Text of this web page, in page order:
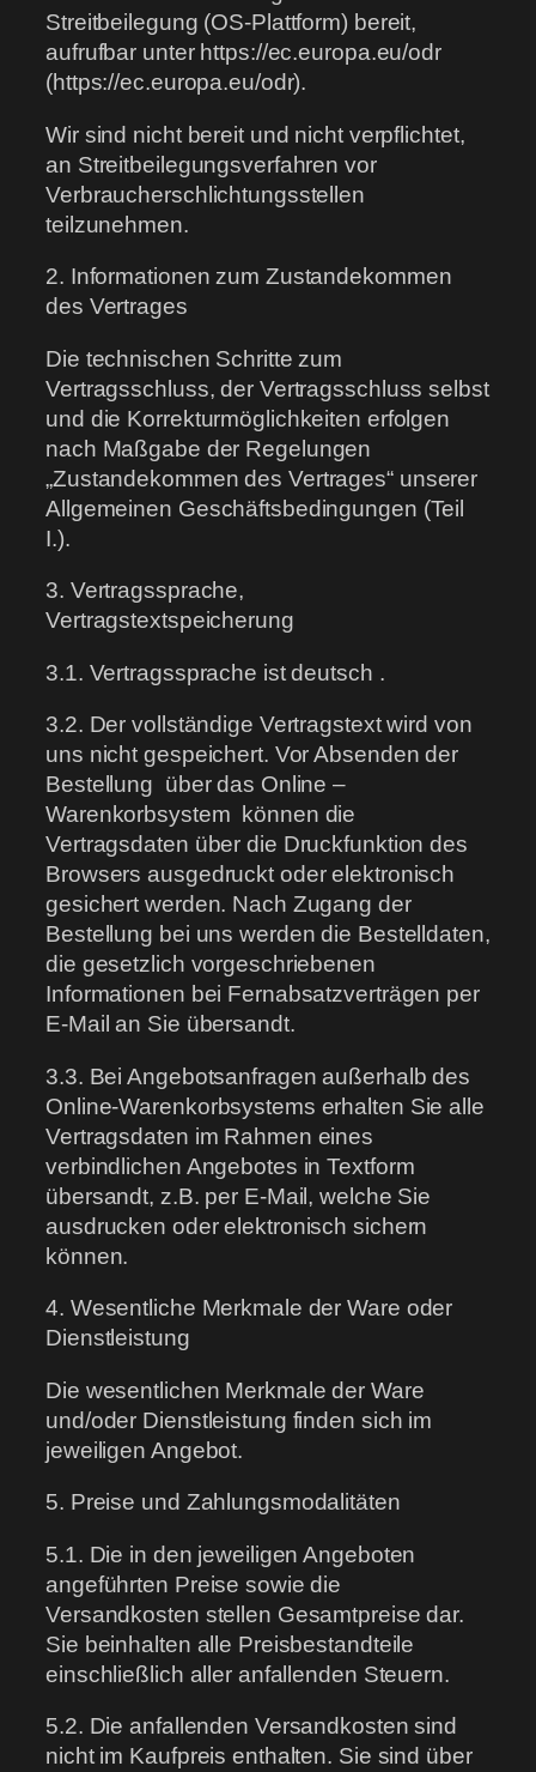
Streitbeilegung (OS-Plattform) bereit,
aufrufbar unter https://ec.europa.eu/odr
(https://ec.europa.eu/odr).
Wir sind nicht bereit und nicht verpflichtet,
an Streitbeilegungsverfahren vor
Verbraucherschlichtungsstellen
teilzunehmen.
2. Informationen zum Zustandekommen
des Vertrages
Die technischen Schritte zum
Vertragsschluss, der Vertragsschluss selbst
und die Korrekturmöglichkeiten erfolgen
nach Maßgabe der Regelungen
„Zustandekommen des Vertrages“ unserer
Allgemeinen Geschäftsbedingungen (Teil
I.).
3. Vertragssprache,
Vertragstextspeicherung
3.1. Vertragssprache ist deutsch .
3.2. Der vollständige Vertragstext wird von
uns nicht gespeichert. Vor Absenden der
Bestellung über das Online –
Warenkorbsystem können die
Vertragsdaten über die Druckfunktion des
Browsers ausgedruckt oder elektronisch
gesichert werden. Nach Zugang der
Bestellung bei uns werden die Bestelldaten,
die gesetzlich vorgeschriebenen
Informationen bei Fernabsatzverträgen per
E-Mail an Sie übersandt.
3.3. Bei Angebotsanfragen außerhalb des
Online-Warenkorbsystems erhalten Sie alle
Vertragsdaten im Rahmen eines
verbindlichen Angebotes in Textform
übersandt, z.B. per E-Mail, welche Sie
ausdrucken oder elektronisch sichern
können.
4. Wesentliche Merkmale der Ware oder
Dienstleistung
Die wesentlichen Merkmale der Ware
und/oder Dienstleistung finden sich im
jeweiligen Angebot.
5. Preise und Zahlungsmodalitäten
5.1. Die in den jeweiligen Angeboten
angeführten Preise sowie die
Versandkosten stellen Gesamtpreise dar.
Sie beinhalten alle Preisbestandteile
einschließlich aller anfallenden Steuern.
5.2. Die anfallenden Versandkosten sind
nicht im Kaufpreis enthalten. Sie sind über